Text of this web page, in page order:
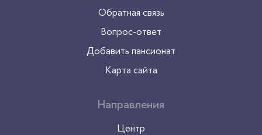
Обратная связь
Вопрос-ответ
Добавить пансионат
Карта сайта
Направления
Центр